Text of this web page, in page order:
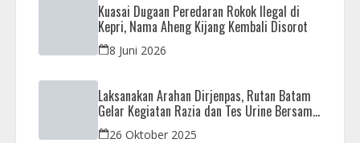
Kuasai Dugaan Peredaran Rokok Ilegal di
Kepri, Nama Aheng Kijang Kembali Disorot
8 Juni 2026
Laksanakan Arahan Dirjenpas, Rutan Batam
Gelar Kegiatan Razia dan Tes Urine Bersama
APH26 Oktober 2025